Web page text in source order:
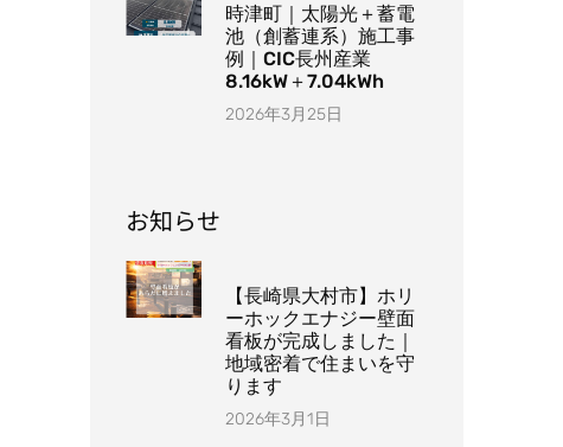
時津町｜太陽光＋蓄電
池（創蓄連系）施工事
例｜CIC長州産業
8.16kW＋7.04kWh
2026年3月25日
お知らせ
【長崎県大村市】ホリ
ーホックエナジー壁面
看板が完成しました｜
地域密着で住まいを守
ります
2026年3月1日